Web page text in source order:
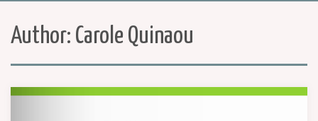
Author: Carole Quinaou